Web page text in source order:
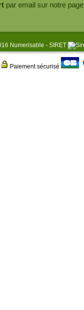
par email sur notre
Numerisable - SIRET
Paiement sécurisé